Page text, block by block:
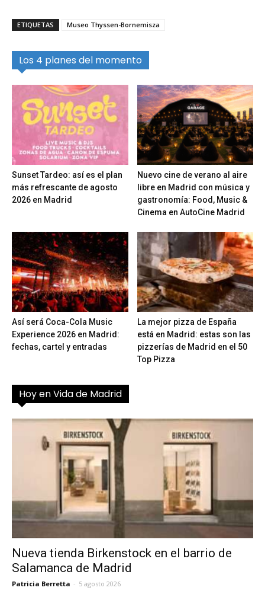
ETIQUETAS Museo Thyssen-Bornemisza
Los 4 planes del momento
Sunset Tardeo: así es el plan
más refrescante de agosto
2026 en Madrid
Nuevo cine de verano al aire
libre en Madrid con música y
gastronomía: Food, Music &
Cinema en AutoCine Madrid
Así será Coca-Cola Music
Experience 2026 en Madrid:
fechas, cartel y entradas
La mejor pizza de España
está en Madrid: estas son las
pizzerías de Madrid en el 50
Top Pizza
Hoy en Vida de Madrid
Nueva tienda Birkenstock en el barrio de
Salamanca de Madrid
Patricia Berretta - 5 agosto 2026